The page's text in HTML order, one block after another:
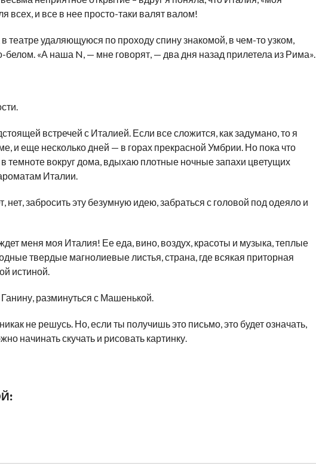
всех, и все в нее просто-таки валят валом!
театре удаляющуюся по проходу спину знакомой, в чем-то узком,
белом. «А наша N, — мне говорят, — два дня назад прилетела из Рима».
встречей с Италией. Если все сложится, как задумано, то я
и еще несколько дней — в горах прекрасной Умбрии. Но пока что
темноте вокруг дома, вдыхаю плотные ночные запахи цветущих
Италии.
нет, забросить эту безумную идею, забраться с головой под одеяло и
меня моя Италия! Ее еда, вино, воздух, красоты и музыка, теплые
твердые магнолиевые листья, страна, где всякая приторная
истиной.
разминуться с Машенькой.
не решусь. Но, если ты получишь это письмо, это будет означать,
начинать скучать и рисовать картинку.